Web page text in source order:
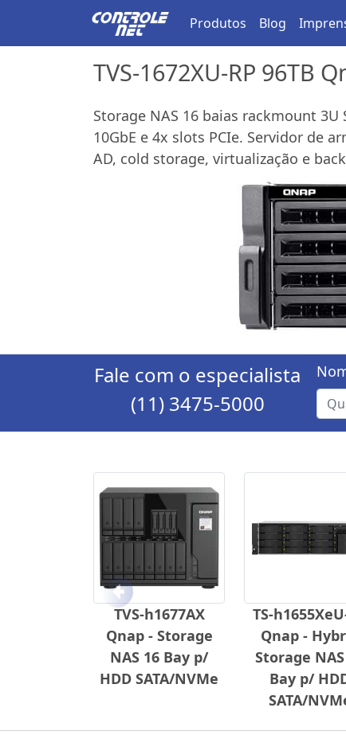
Produtos Blog
TVS-1672XU-RP 96TB
Storage NAS 16 baias rackmount 3U
10GbE e 4x slots PCIe. Servidor de
AD, cold storage, virtualização e
Fale com o especialista
(11) 3475-5000
TVS-h1677AX
Qnap - Storage
NAS 16 Bay p/
HDD SATA/NVMe
TS-
Qnap -
Storage
Bay p/
SATA/
Anterior